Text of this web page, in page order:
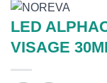
LED
VISAGE